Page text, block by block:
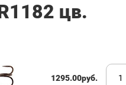
цв.
1295.00руб.